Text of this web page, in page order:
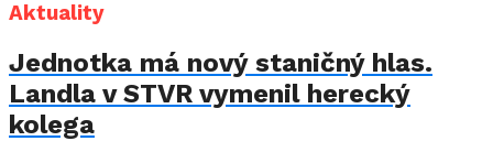
Aktuality
Jednotka má nový staničný hlas.
Landla v STVR vymenil herecký
kolega